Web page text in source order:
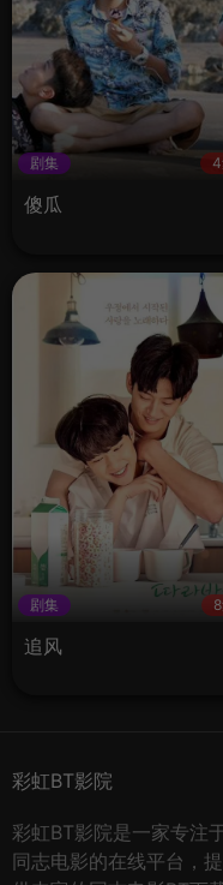
剧集 4
傻瓜
剧集
追风
彩虹BT影院
彩虹BT影院是一家专注
同志电影的在线平台，提